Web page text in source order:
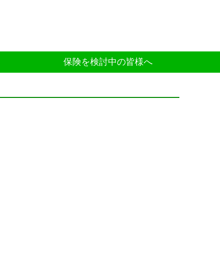
保険を検討中の皆様へ